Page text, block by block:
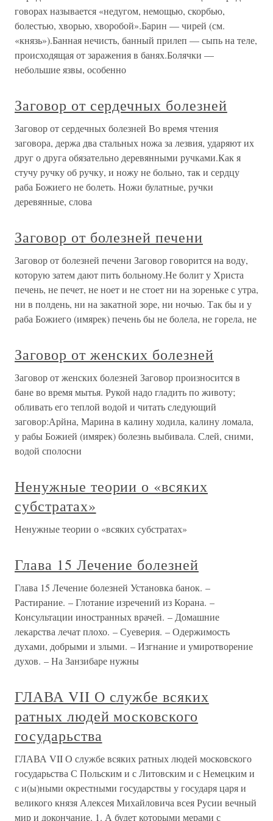
говорах называется «недугом, немощью, скорбью,
болестью, хворью, хворобой».Барин — чирей (см.
«князь»).Банная нечисть, банный прилеп — сыпь на теле,
происходящая от заражения в банях.Болячки —
небольшие язвы, особенно
Заговор от сердечных болезней
Заговор от сердечных болезней Во время чтения
заговора, держа два стальных ножа за лезвия, ударяют их
друг о друга обязательно деревянными ручками.Как я
стучу ручку об ручку, и ножу не больно, так и сердцу
раба Божиего не болеть. Ножи булатные, ручки
деревянные, слова
Заговор от болезней печени
Заговор от болезней печени Заговор говорится на воду,
которую затем дают пить больному.Не болит у Христа
печень, не печет, не ноет и не стоет ни на зореньке с утра,
ни в полдень, ни на закатной зоре, ни ночью. Так бы и у
раба Божиего (имярек) печень бы не болела, не горела, не
Заговор от женских болезней
Заговор от женских болезней Заговор произносится в
бане во время мытья. Рукой надо гладить по животу;
обливать его теплой водой и читать следующий
заговор:Арйна, Марина в калину ходила, калину ломала,
у рабы Божией (имярек) болезнь выбивала. Слей, сними,
водой сполосни
Ненужные теории о «всяких
субстратах»
Ненужные теории о «всяких субстратах»
Глава 15 Лечение болезней
Глава 15 Лечение болезней Установка банок. –
Растирание. – Глотание изречений из Корана. –
Консультации иностранных врачей. – Домашние
лекарства лечат плохо. – Суеверия. – Одержимость
духами, добрыми и злыми. – Изгнание и умиротворение
духов. – На Занзибаре нужны
ГЛАВА VII О службе всяких
ратных людей московского
государьства
ГЛАВА VII О службе всяких ратных людей московского
государьства С Польским и с Литовским и с Немецким и
с и(ы)ными окрестными государствы у государя царя и
великого князя Алексея Михайловича всея Русии вечный
мир и докончание. 1. А будет которыми мерами с